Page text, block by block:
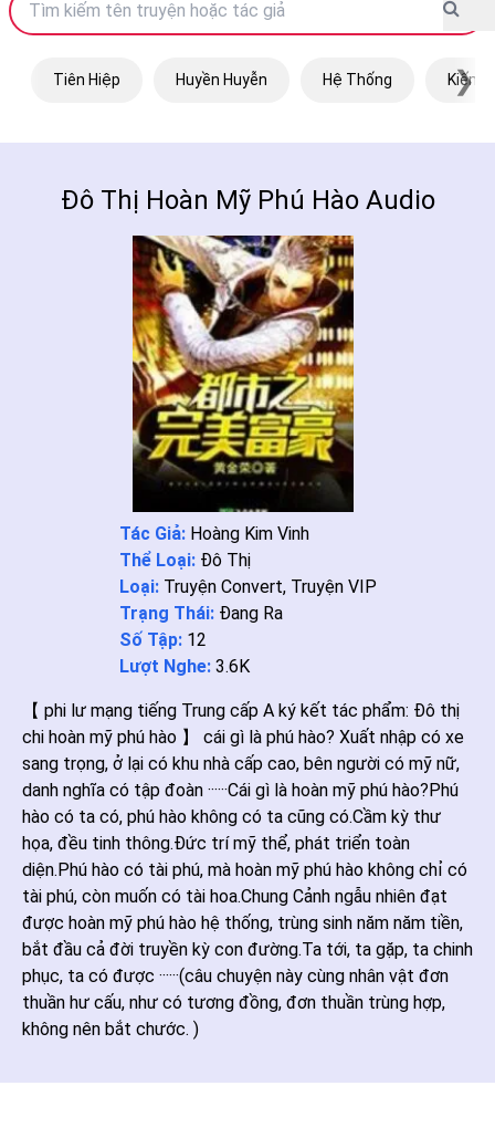
Tiên Hiệp Huyền Huyễn Hệ Thống Kiếm
❯
Đô Thị Hoàn Mỹ Phú Hào Audio
Tác Giả: Hoàng Kim Vinh
Thể Loại: Đô Thị
Loại: Truyện Convert, Truyện VIP
Trạng Thái: Đang Ra
Số Tập: 12
Lượt Nghe: 3.6K
【 phi lư mạng tiếng Trung cấp A ký kết tác phẩm: Đô thị
chi hoàn mỹ phú hào 】 cái gì là phú hào? Xuất nhập có xe
sang trọng, ở lại có khu nhà cấp cao, bên người có mỹ nữ,
danh nghĩa có tập đoàn ······Cái gì là hoàn mỹ phú hào?Phú
hào có ta có, phú hào không có ta cũng có.Cầm kỳ thư
họa, đều tinh thông.Đức trí mỹ thể, phát triển toàn
diện.Phú hào có tài phú, mà hoàn mỹ phú hào không chỉ có
tài phú, còn muốn có tài hoa.Chung Cảnh ngẫu nhiên đạt
được hoàn mỹ phú hào hệ thống, trùng sinh năm năm tiền,
bắt đầu cả đời truyền kỳ con đường.Ta tới, ta gặp, ta chinh
phục, ta có được ······(câu chuyện này cùng nhân vật đơn
thuần hư cấu, như có tương đồng, đơn thuần trùng hợp,
không nên bắt chước. )